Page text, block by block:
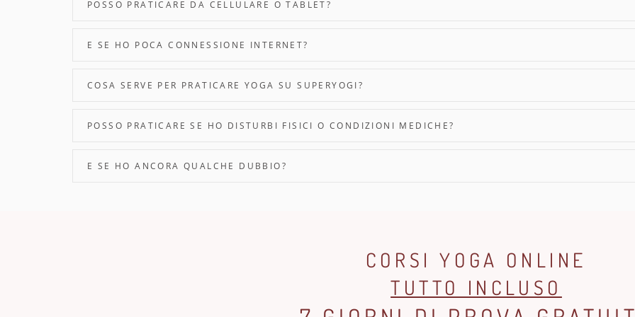
POSSO PRATICARE DA CELLULARE O TABLET?
E SE HO POCA CONNESSIONE INTERNET?
COSA SERVE PER PRATICARE YOGA SU SUPERYOGI?
POSSO PRATICARE SE HO DISTURBI FISICI O CONDIZIONI MEDICHE?
E SE HO ANCORA QUALCHE DUBBIO?
CORSI YOGA ONLINE
TUTTO INCLUSO